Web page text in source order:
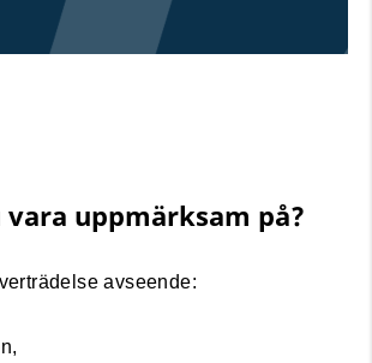
vara uppmärksam på?
avseende: